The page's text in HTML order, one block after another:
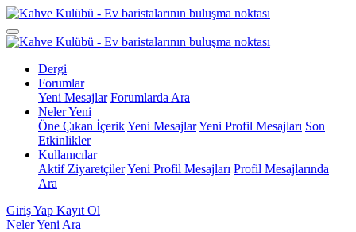
Dergi
Forumlar
Yeni Mesajlar Forumlarda Ara
Neler Yeni
Öne Çıkan İçerikYeni MesajlarYeni Profil Mesajları Son
Etkinlikler
Kullanıcılar
Aktif ZiyaretçilerYeni Profil Mesajları Profil Mesajlarında
Ara
Giriş Yap Kayıt Ol
Neler Yeni Ara